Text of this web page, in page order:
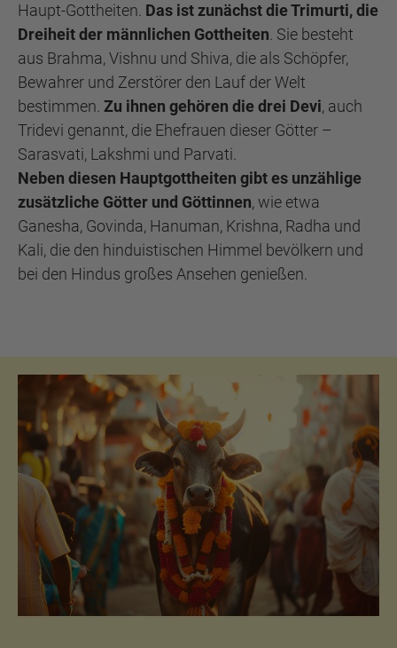
Haupt-Gottheiten. Das ist zunächst die Trimurti, die
Dreiheit der männlichen Gottheiten . Sie besteht
aus Brahma, Vishnu und Shiva, die als Schöpfer,
Bewahrer und Zerstörer den Lauf der Welt
bestimmen. Zu ihnen gehören die drei Devi, auch
Tridevi genannt, die Ehefrauen dieser Götter –
Sarasvati, Lakshmi und Parvati.
Neben diesen Hauptgottheiten gibt es unzählige
zusätzliche Götter und Göttinnen, wie etwa
Ganesha, Govinda, Hanuman, Krishna, Radha und
Kali, die den hinduistischen Himmel bevölkern und
bei den Hindus großes Ansehen genießen.